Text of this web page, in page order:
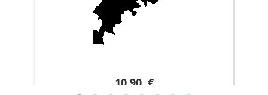
10.90 €